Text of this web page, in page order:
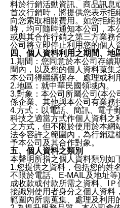
料於行銷活動資訊、商品訊息
首次行銷時，將提供您表示拒
向您索取相關費用。如您拒絕
時，均可隨時通知本公司，本
或與其合作行銷之第三方業務
公司將立即停止利用您的個人
四、個人資料利用之期間、地
1.期間：您同意於本公司存續
間內，以及您的個人資料蒐集
本公司得繼續保存、處理或利
2.地區：就中華民國領域內。
3.對象：本公司所屬公司(本公
係企業、其他與本公司有業務
4.方式：以電話、簡訊、電子
科技之適當方式作個人資料之
之方式，但不限於使用於本網
法令容許之範圍內，為行銷建
予本公司及其合作對象。
五、個人資料之類別
本聲明所指之個人資料類別如
1.您提供之資料，包括您的姓
不限於電話、E-MAIL及地址
成收款或付款所需之資料、I
接識別使用者身分之個人資料
範圍內所需蒐集、處理及利用